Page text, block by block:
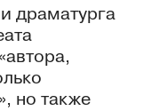
драматурга
но также